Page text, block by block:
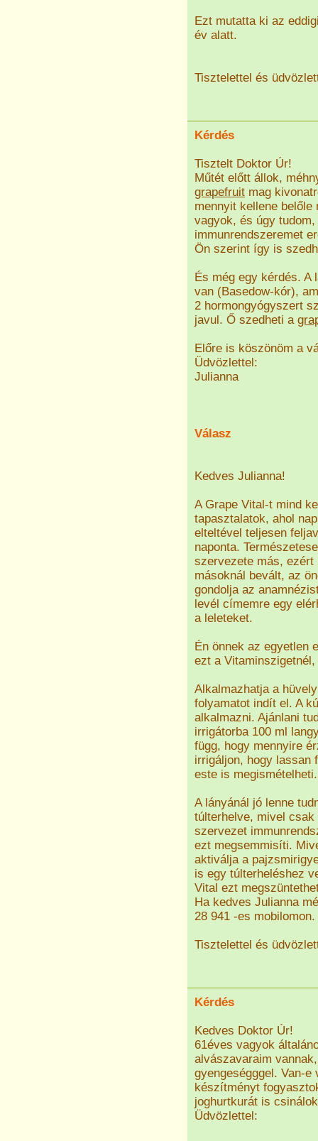
Ezt mutatta ki az
év alatt.
Tisztelettel és
Kérdés
Tisztelt Doktor Úr!
Műtét előtt állok,
grapefruit mag
mennyit kellene belőle
vagyok, és úgy
immunrendszeremet
Ön szerint így is
És még egy kérdés. A
van (Basedow-kór),
2 hormongyógyszert
javul. Ő szedheti a
Előre is köszönöm a
Üdvözlettel:
Julianna
Válasz
Kedves Julianna!
A Grape Vital-t mind
tapasztalatok, ahol
elteltével teljesen
naponta.
szervezete más, ezért
másoknál bevált, az
gondolja az
levél címemre egy
a leleteket.
Én önnek az egyetlen
ezt a
Alkalmazhatja a
folyamatot indít el. A
alkalmazni. Ajánlani
irrigátorba 100 ml
függ, hogy mennyire
irrigáljon, hogy lassan
este is megismételheti.
A lányánál jó lenne
túlterhelve, mivel
szervezet
ezt megsemmisíti.
aktiválja a
is egy túlterheléshez
Vital ezt
Ha kedves Julianna
28 941 -es mobilomon.
Tisztelettel és
Kérdés
Kedves Doktor Úr!
61éves vagyok
alvászavaraim
gyengeségggel. Van-
készítményt
joghurtkurát is
Üdvözlettel: